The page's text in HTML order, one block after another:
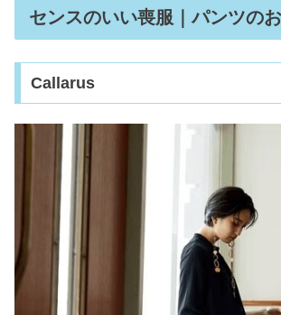
センスのいい喪服｜パンツの
Callarus